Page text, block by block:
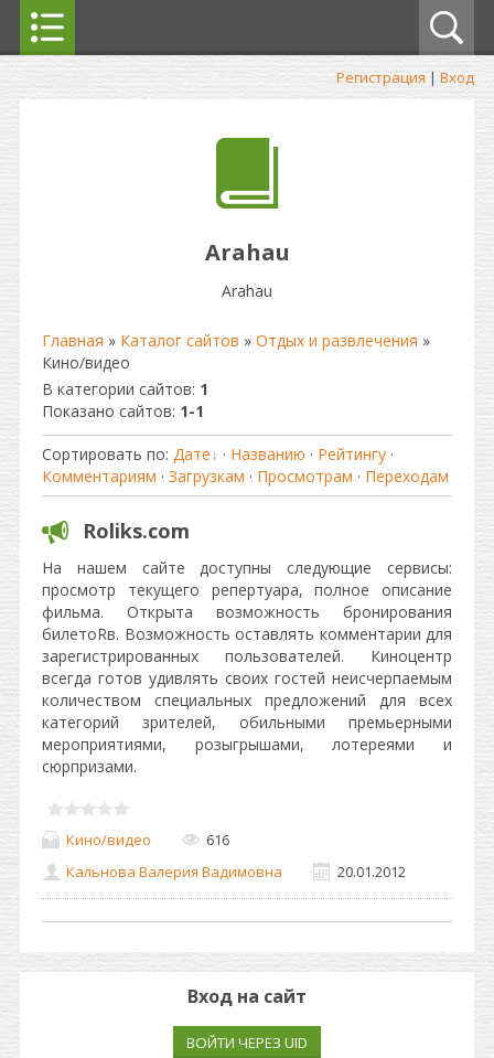
Регистрация | Вход
Arahau
Arahau
Главная » Каталог сайтов » Отдых и развлечения »
Кино/видео
В категории сайтов: 1
Показано сайтов: 1-1
Сортировать по: Дате · Названию · Рейтингу ·
Комментариям · Загрузкам · Просмотрам · Переходам
Roliks.com
На нашем сайте доступны следующие сервисы:
просмотр текущего репертуара, полное описание
фильма. Открыта возможность бронирования
билетоRв. Возможность оставлять комментарии для
зарегистрированных пользователей. Киноцентр
всегда готов удивлять своих гостей неисчерпаемым
количеством специальных предложений для всех
категорий зрителей, обильными премьерными
мероприятиями, розыгрышами, лотереями и
сюрпризами.
Кино/видео
616
Кальнова Валерия Вадимовна
20.01.2012
Вход на сайт
ВОЙТИ ЧЕРЕЗ UID